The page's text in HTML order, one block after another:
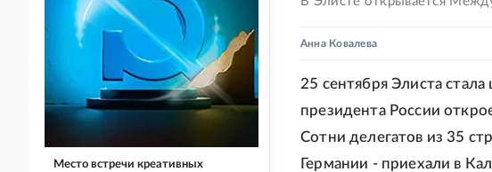
Анна Ковалева
25 сентября Элиста
президента России
Сотни делегатов из 35
Германии - приехали в
Место встречи креативных